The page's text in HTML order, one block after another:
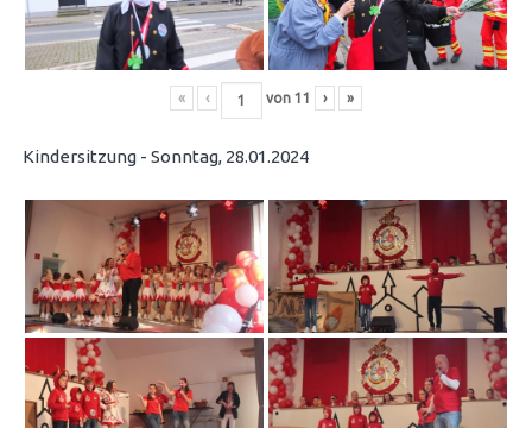
« ‹ von 11 › »
Kindersitzung - Sonntag, 28.01.2024